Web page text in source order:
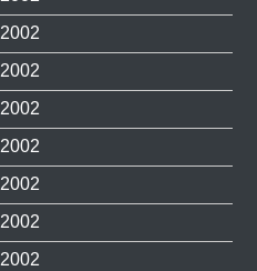
2002
2002
2002
2002
2002
2002
2002